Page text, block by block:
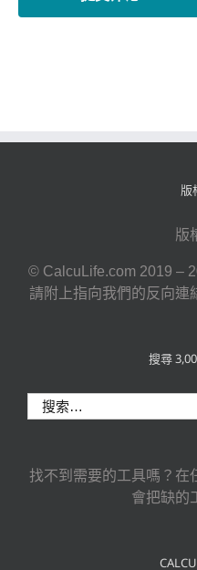
版
版
© CalcuLife.com 2019 –
請附上指向我們的反向連
搜尋
索
果：
找不到需要的工具嗎？在
會把缺的